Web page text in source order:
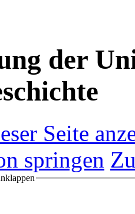
der
Seite
springen